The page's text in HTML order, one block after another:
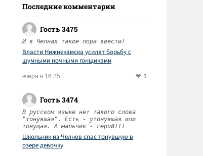
Последние комментарии
Гость 3475
И в Челнах такое пора ввести!
Власти Нижнекамска усилят борьбу с
шумными ночными гонщиками
вчера в 16:25 1
Гость 3474
В русском языке нет такого слова
"тонувшая". Есть - утонувшая или
тонущая. А мальчик - герой!!!
Школьник из Челнов спас тонувшую в
озере девочку